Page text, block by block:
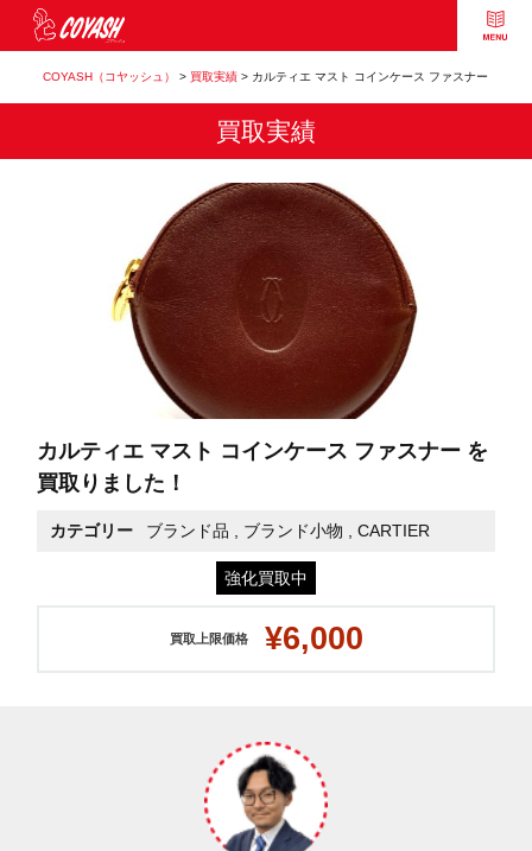
COYASH（コヤッシュ） > 買取実績> カルティエ マスト コインケース ファスナー
買取実績
カルティエ マスト コインケース ファスナー を
買取りました！
カテゴリー ブランド品 ブランド小物 CARTIER
強化買取中
買取上限価格 ¥6,000